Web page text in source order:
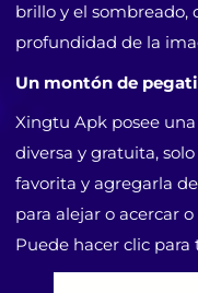
brillo y el sombreado,
profundidad de la
Un montón de
Xingtu Apk posee
diversa y gratuita,
favorita y agregarla
para alejar o acercar
Puede hacer clic